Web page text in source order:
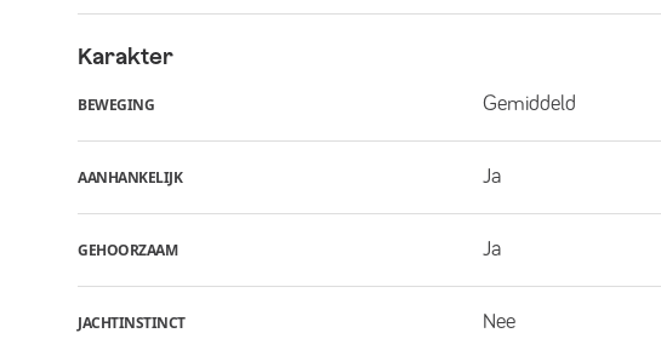
Karakter
BEWEGING Gemiddeld
AANHANKELIJK Ja
GEHOORZAAM Ja
JACHTINSTINCT Nee